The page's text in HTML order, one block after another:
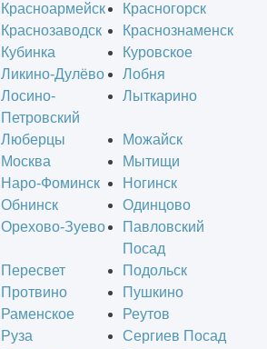
Красноармейск
Красногорск
Краснозаводск
Краснознаменск
Кубинка
Куровское
Ликино-Дулёво
Лобня
Лосино-
Петровский
Лыткарино
Люберцы
Можайск
Москва
Мытищи
Наро-Фоминск
Ногинск
Обнинск
Одинцово
Орехово-Зуево
Павловский
Посад
Пересвет
Подольск
Протвино
Пушкино
Раменское
Реутов
Руза
Сергиев Посад